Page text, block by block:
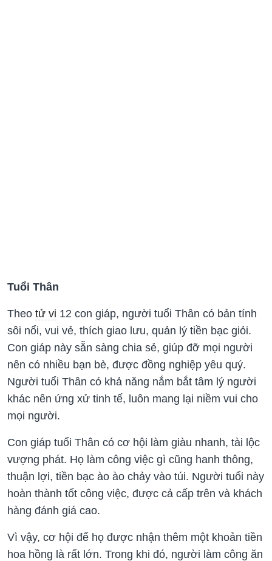
Tuổi Thân
Theo tử vi 12 con giáp, người tuổi Thân có bản tính
sôi nổi, vui vẻ, thích giao lưu, quản lý tiền bạc giỏi.
Con giáp này sẵn sàng chia sẻ, giúp đỡ mọi người
nên có nhiều bạn bè, được đồng nghiệp yêu quý.
Người tuổi Thân có khả năng nắm bắt tâm lý người
khác nên ứng xử tinh tế, luôn mang lại niềm vui cho
mọi người.
Con giáp tuổi Thân có cơ hội làm giàu nhanh, tài lộc
vượng phát. Họ làm công việc gì cũng hanh thông,
thuận lợi, tiền bạc ào ào chảy vào túi. Người tuổi này
hoàn thành tốt công việc, được cả cấp trên và khách
hàng đánh giá cao.
Vì vậy, cơ hội để họ được nhận thêm một khoản tiền
hoa hồng là rất lớn. Trong khi đó, người làm công ăn